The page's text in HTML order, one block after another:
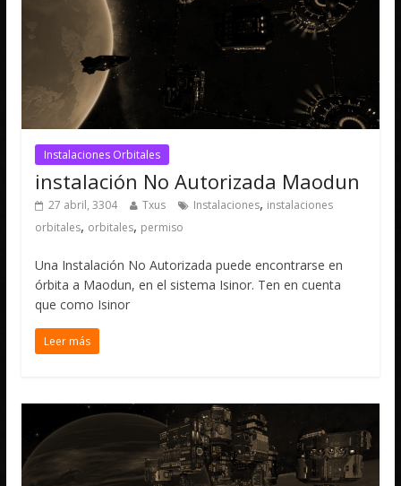
Instalaciones Orbitales
instalación No Autorizada Maodun
27 abril, 3304 Txus Instalaciones, instalaciones
orbitales, orbitales, permiso
Una Instalación No Autorizada puede encontrarse en
órbita a Maodun, en el sistema Isinor. Ten en cuenta
que como Isinor
Leer más